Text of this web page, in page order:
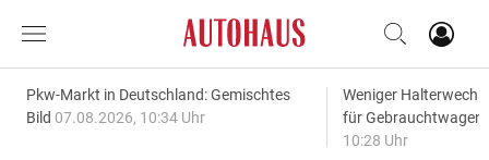
Pkw-Markt in Deutschland: Gemischtes
Bild 07.08.2026, 10:34 Uhr
Weniger
für
10:28 Uhr